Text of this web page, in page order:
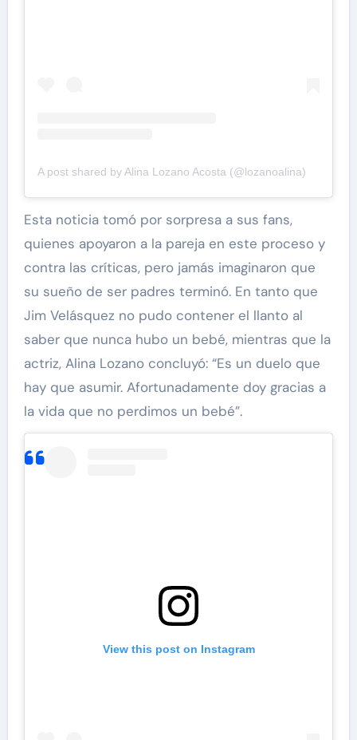
A post shared by Alina Lozano Acosta (@lozanoalina)
Esta noticia tomó por sorpresa a sus fans,
quienes apoyaron a la pareja en este proceso y
contra las críticas, pero jamás imaginaron que
su sueño de ser padres terminó. En tanto que
Jim Velásquez no pudo contener el llanto al
saber que nunca hubo un bebé, mientras que la
actriz, Alina Lozano concluyó: “Es un duelo que
hay que asumir. Afortunadamente doy gracias a
la vida que no perdimos un bebé”.
View this post on Instagram